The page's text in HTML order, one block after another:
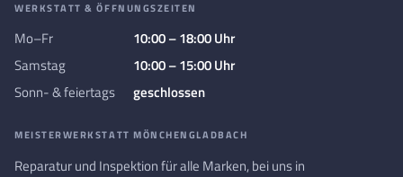
WERKSTATT & ÖFFNUNGSZEITEN
Mo–Fr
10:00 – 18:00 Uhr
Samstag
10:00 – 15:00 Uhr
Sonn- & feiertags
geschlossen
MEISTERWERKSTATT MÖNCHENGLADBACH
Reparatur und Inspektion für alle Marken, bei uns in